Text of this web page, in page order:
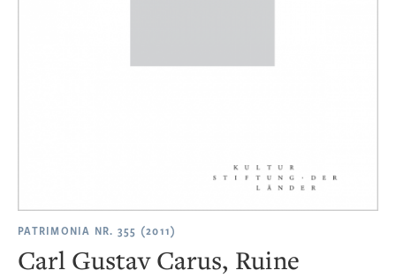
PATRIMONIA NR. 355 (2011)
Carl Gustav Carus, Ruine